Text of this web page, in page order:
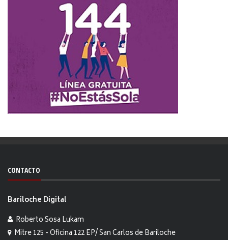
CONTACTO
Bariloche Digital
Roberto Sosa Lukam
Mitre 125 - Oficina 122 EP/ San Carlos de Bariloche